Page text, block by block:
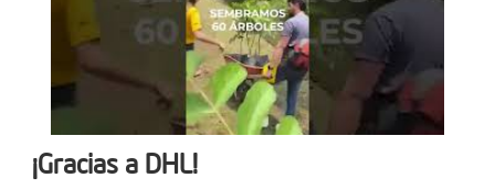
¡Gracias a DHL!